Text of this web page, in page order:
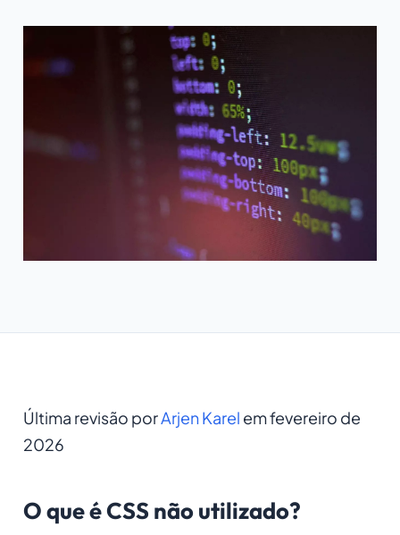
Última revisão porArjen Karel em fevereiro de
2026
O que é CSS não utilizado?